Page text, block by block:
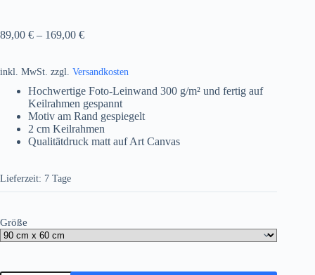
89,00 € – 169,00 €
inkl. MwSt. zzgl. Versandkosten
Hochwertige Foto-Leinwand 300 g/m² und fertig auf
Keilrahmen gespannt
Motiv am Rand gespiegelt
2 cm Keilrahmen
Qualitätdruck matt auf Art Canvas
Lieferzeit: 7 Tage
Größe